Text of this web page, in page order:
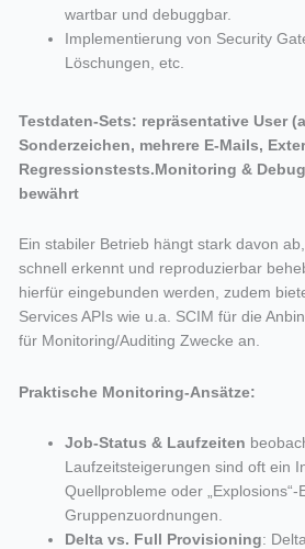
wartbar und debuggbar.
Implementierung von Security
Löschungen, etc.
Testdaten-Sets: repräsentative User
Sonderzeichen, mehrere E-Mails,
Regressionstests.Monitoring &
bewährt
Ein stabiler Betrieb hängt stark davon
schnell erkennt und reproduzierbar
hierfür eingebunden werden, zudem
Services APIs wie u.a. SCIM für die
für Monitoring/Auditing Zwecke an.
Praktische Monitoring-Ansätze:
Job-Status & Laufzeiten
Laufzeitsteigerungen sind oft ein
Quellprobleme oder „Explosions“-
Gruppenzuordnungen.
Delta vs. Full Provisioning: